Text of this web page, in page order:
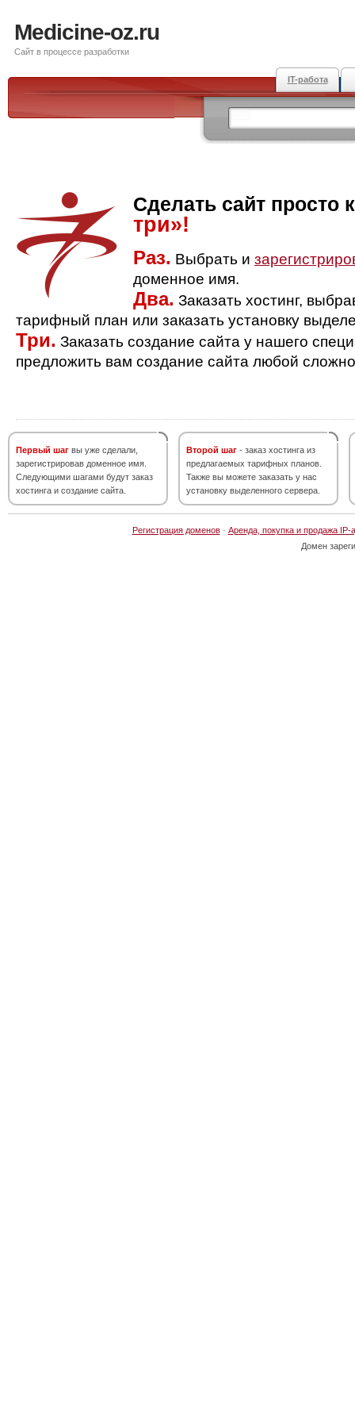
Medicine-oz.ru
Сайт в процессе разработки
IT-работа
Сделать сайт просто
три»!
Раз. Выбрать и
доменное имя.
Два. Заказать хостинг,
тарифный план или заказать установку
Три. Заказать создание сайта у нашего
предложить вам создание сайта любой
Первый шаг вы уже сделали,
зарегистрировав доменное имя.
Следующими шагами будут заказ
хостинга и создание сайта.
Второй шаг - заказ хостинга из
предлагаемых тарифных планов.
Также вы можете заказать у нас
установку выделенного сервера.
Регистрация доменов· Аренда, покупка и продажа IP-
Домен